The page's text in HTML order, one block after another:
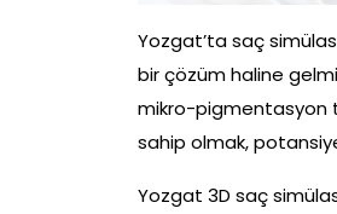
Yozgat’ta saç
bir çözüm haline
mikro-pigmentasyon
sahip olmak,
Yozgat 3D saç